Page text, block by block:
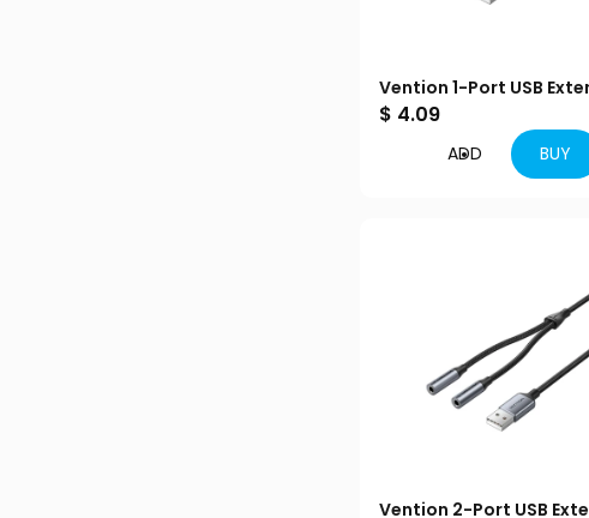
Vention 1-Port USB
Sound Card 0.25M Gray
$ 4.09
ADD BUY
Vention 2-Port USB